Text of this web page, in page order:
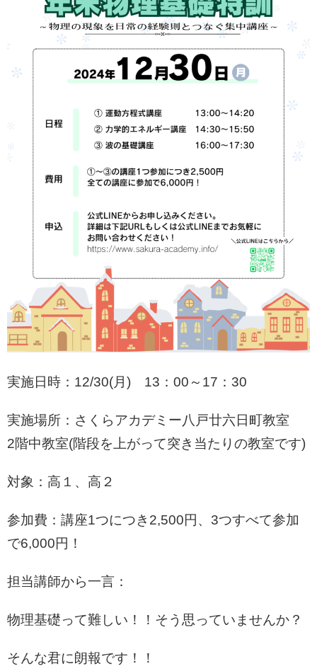
実施日時：12/30(月) 13：00～17：30
実施場所：さくらアカデミー八戸廿六日町教室
2階中教室(階段を上がって突き当たりの教室です)
対象：高１、高２
参加費：講座1つにつき2,500円、3つすべて参加
で6,000円！
担当講師から一言：
物理基礎って難しい！！そう思っていませんか？
そんな君に朗報です！！